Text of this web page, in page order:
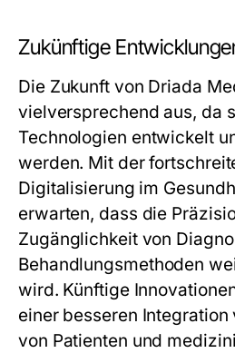
Zukünftige
Die Zukunft von Driada
vielversprechend aus, da
Technologien entwickelt
werden. Mit der
Digitalisierung im
erwarten, dass die
Zugänglichkeit von
Behandlungsmethoden
wird. Künftige
einer besseren Integration
von Patienten und